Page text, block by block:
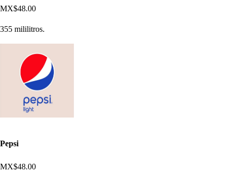
MX$48.00
355 mililitros.
Pepsi
MX$48.00